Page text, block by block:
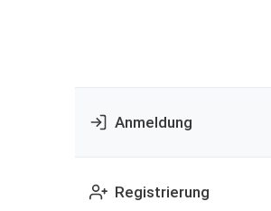
Anmeldung
Registrierung